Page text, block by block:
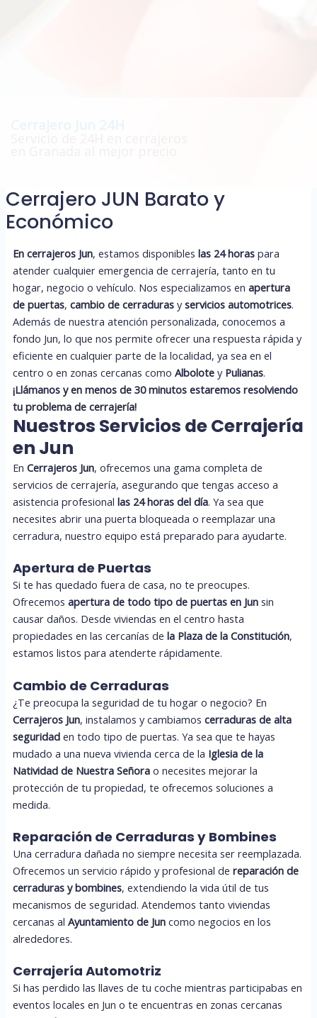
Cerrajero JUN Barato y
Económico
En cerrajeros Jun, estamos disponibles las 24 horaspara
atender cualquier emergencia de cerrajería, tanto en tu
hogar, negocio o vehículo. Nos especializamos en apertura
de puertas, cambio de cerradurasyservicios automotrices.
Además de nuestra atención personalizada, conocemos a
fondo Jun, lo que nos permite ofrecer una respuesta rápida y
eficiente en cualquier parte de la localidad, ya sea en el
centro o en zonas cercanas como Albolotey Pulianas.
¡Llámanos y en menos de 30 minutos estaremos resolviendo
tu problema de cerrajería!
Nuestros Servicios de Cerrajería
en Jun
En Cerrajeros Jun, ofrecemos una gama completa de
servicios de cerrajería, asegurando que tengas acceso a
asistencia profesional las 24 horas del día. Ya sea que
necesites abrir una puerta bloqueada o reemplazar una
cerradura, nuestro equipo está preparado para ayudarte.
Apertura de Puertas
Si te has quedado fuera de casa, no te preocupes.
Ofrecemos apertura de todo tipo de puertas en Junsin
causar daños. Desde viviendas en el centro hasta
propiedades en las cercanías de la Plaza de la Constitución,
estamos listos para atenderte rápidamente.
Cambio de Cerraduras
¿Te preocupa la seguridad de tu hogar o negocio? En
Cerrajeros Jun, instalamos y cambiamos cerraduras de alta
seguridaden todo tipo de puertas. Ya sea que te hayas
mudado a una nueva vivienda cerca de la Iglesia de la
Natividad de Nuestra Señorao necesites mejorar la
protección de tu propiedad, te ofrecemos soluciones a
medida.
Reparación de Cerraduras y Bombines
Una cerradura dañada no siempre necesita ser reemplazada.
Ofrecemos un servicio rápido y profesional de reparación de
cerraduras y bombines, extendiendo la vida útil de tus
mecanismos de seguridad. Atendemos tanto viviendas
cercanas al Ayuntamiento de Juncomo negocios en los
alrededores.
Cerrajería Automotriz
Si has perdido las llaves de tu coche mientras participabas en
eventos locales en Jun o te encuentras en zonas cercanas